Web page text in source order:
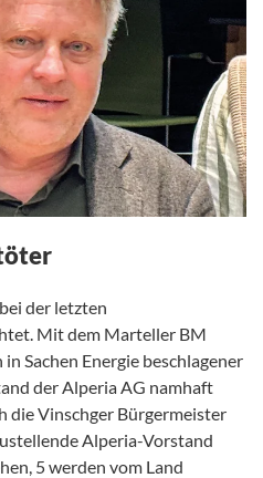
der letzten
Mit dem Marteller BM
Sachen Energie beschlagener
der Alperia AG namhaft
die Vinschger Bürgermeister
Alperia-Vorstand
5 werden vom Land